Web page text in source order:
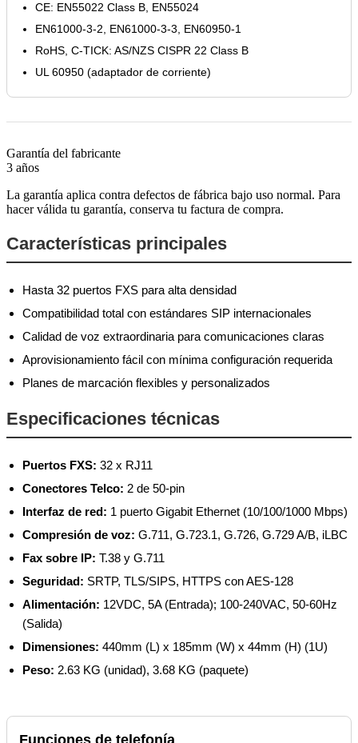
CE: EN55022 Class B, EN55024
EN61000-3-2, EN61000-3-3, EN60950-1
RoHS, C-TICK: AS/NZS CISPR 22 Class B
UL 60950 (adaptador de corriente)
Garantía del fabricante
3 años
La garantía aplica contra defectos de fábrica bajo uso normal. Para
hacer válida tu garantía, conserva tu factura de compra.
Características principales
Hasta 32 puertos FXS para alta densidad
Compatibilidad total con estándares SIP internacionales
Calidad de voz extraordinaria para comunicaciones claras
Aprovisionamiento fácil con mínima configuración requerida
Planes de marcación flexibles y personalizados
Especificaciones técnicas
Puertos FXS: 32 x RJ11
Conectores Telco: 2 de 50-pin
Interfaz de red: 1 puerto Gigabit Ethernet (10/100/1000 Mbps)
Compresión de voz: G.711, G.723.1, G.726, G.729 A/B, iLBC
Fax sobre IP: T.38 y G.711
Seguridad: SRTP, TLS/SIPS, HTTPS con AES-128
Alimentación: 12VDC, 5A (Entrada); 100-240VAC, 50-60Hz
(Salida)
Dimensiones: 440mm (L) x 185mm (W) x 44mm (H) (1U)
Peso: 2.63 KG (unidad), 3.68 KG (paquete)
Funciones de telefonía